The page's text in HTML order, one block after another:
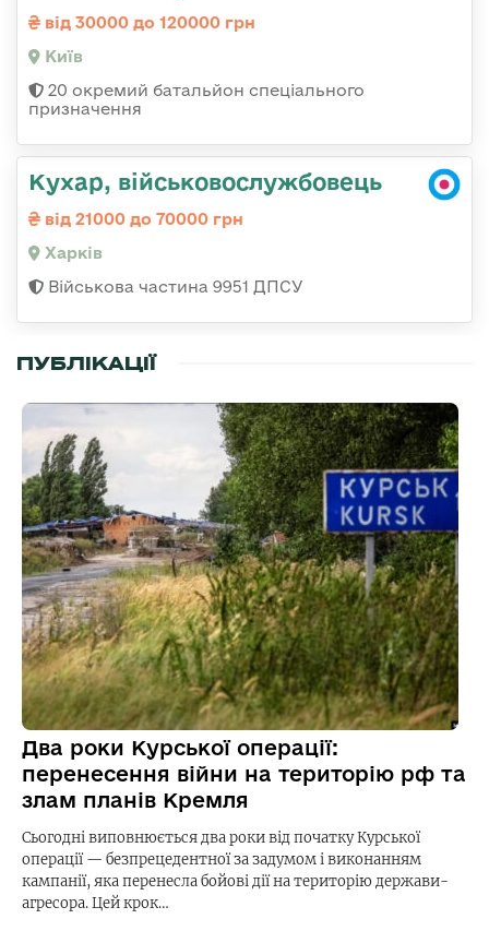
від 30000 до 120000 грн
Київ
20 окремий батальйон спеціального
призначення
Кухар, військовослужбовець
від 21000 до 70000 грн
Харків
Військова частина 9951 ДПСУ
ПУБЛІКАЦІЇ
Два роки Курської операції:
перенесення війни на територію рф та
злам планів Кремля
Сьогодні виповнюється два роки від початку Курської
операції — безпрецедентної за задумом і виконанням
кампанії, яка перенесла бойові дії на територію держави-
агресора. Цей крок…